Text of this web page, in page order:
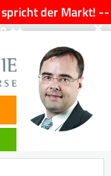
der Markt! --
++
×